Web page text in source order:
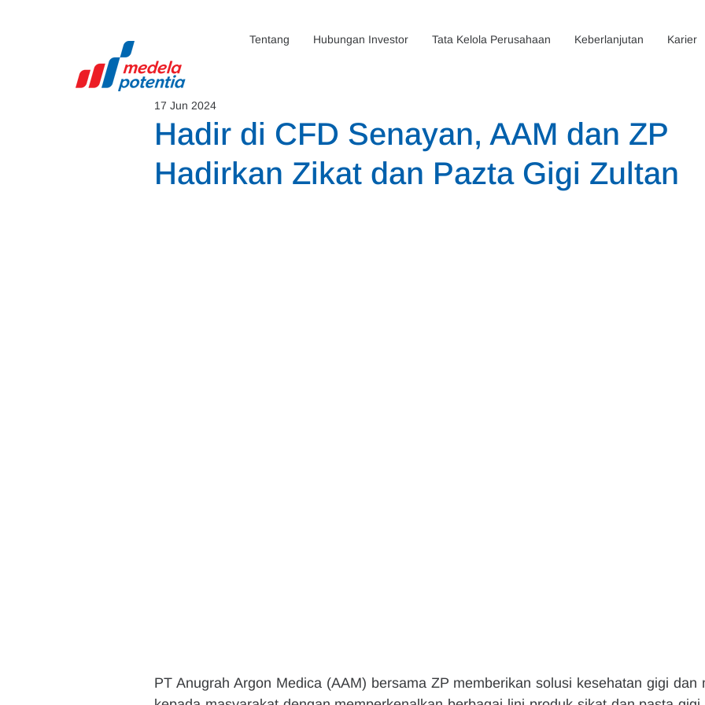
Tentang Hubungan Investor Tata Kelola Perusahaan Keberlanjutan Karier
Hadir di CFD Senayan, AAM dan ZP
Hadirkan Zikat dan Pazta Gigi Zultan
17 Jun 2024
PT Anugrah Argon Medica (AAM) bersama ZP memberikan solusi kesehatan gigi dan